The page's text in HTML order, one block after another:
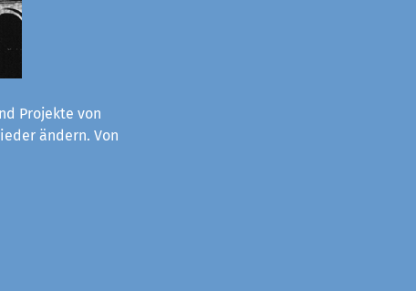
Projekte von
ändern. Von